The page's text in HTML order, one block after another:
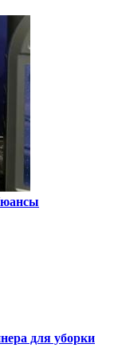
для уборки